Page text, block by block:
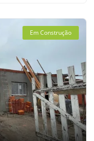
Em Construção